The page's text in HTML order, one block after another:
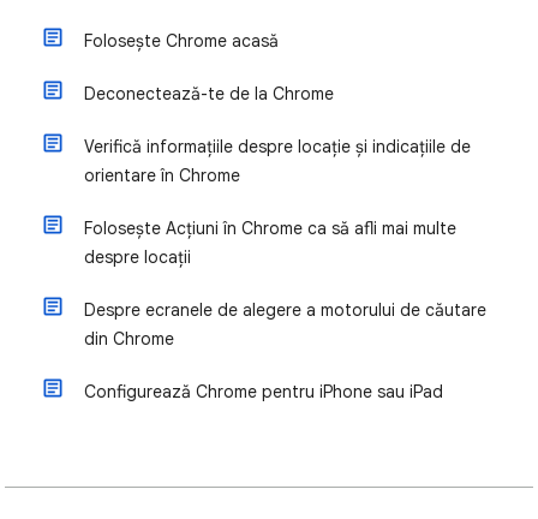
Folosește Chrome acasă
Deconectează-te de la Chrome
Verifică informațiile despre locație și indicațiile de
orientare în Chrome
Folosește Acțiuni în Chrome ca să afli mai multe
despre locații
Despre ecranele de alegere a motorului de căutare
din Chrome
Configurează Chrome pentru iPhone sau iPad